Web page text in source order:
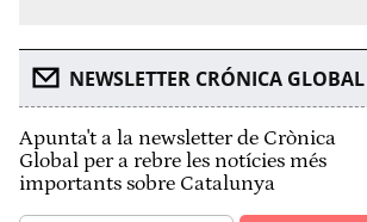
NEWSLETTER CRÓNICA GLOBAL
Apunta't a la newsletter de Crònica
Global per a rebre les notícies més
importants sobre Catalunya